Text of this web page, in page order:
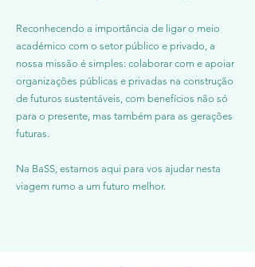
Reconhecendo a importância de ligar o meio
académico com o setor público e privado, a
nossa missão é simples: colaborar com e apoiar
organizações públicas e privadas na construção
de futuros sustentáveis, com benefícios não só
para o presente, mas também para as gerações
futuras.
Na BaSS, estamos aqui para vos ajudar nesta
viagem rumo a um futuro melhor.